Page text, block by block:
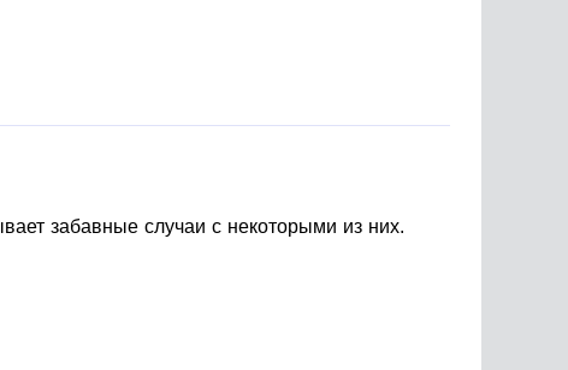
забавные случаи с некоторыми из них.